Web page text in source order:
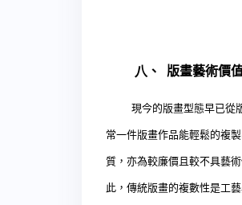
八 、 版畫藝術價
現今的版畫型態早已從
常一件版畫作品能輕鬆的複
質，亦為較廉價且較不具藝
此，傳統版畫的複數性是工